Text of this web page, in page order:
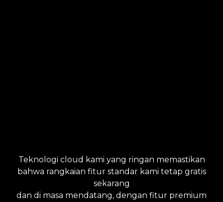
Teknologi cloud kami yang ringan memastikan
bahwa rangkaian fitur standar kami tetap gratis
sekarang
dan di masa mendatang, dengan fitur premium